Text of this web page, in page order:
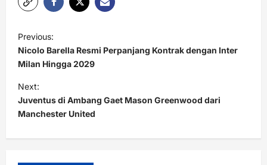
P
o
s
t
n
a
v
Previous:
Nicolo Barella Resmi Perpanjang Kontrak dengan Inter
Milan Hingga 2029
Next:
Juventus di Ambang Gaet Mason Greenwood dari
Manchester United